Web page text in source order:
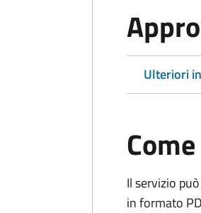
Ulteriori
Il servizio
in formato